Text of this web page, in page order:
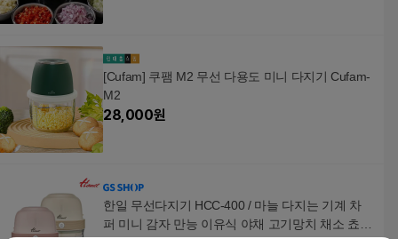
[Cufam] 쿠팸 M2 무선 다용도 미니 다지기 Cufam-
M2
28,000원
한일 무선다지기 HCC-400 / 마늘 다지는 기계 차
퍼 미니 감자 만능 이유식 야채 고기망치 채소 쵸퍼